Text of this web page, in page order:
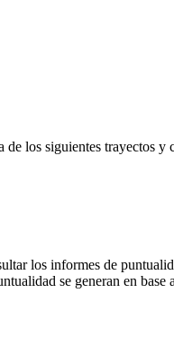
los siguientes trayectos y
los informes de
se generan en